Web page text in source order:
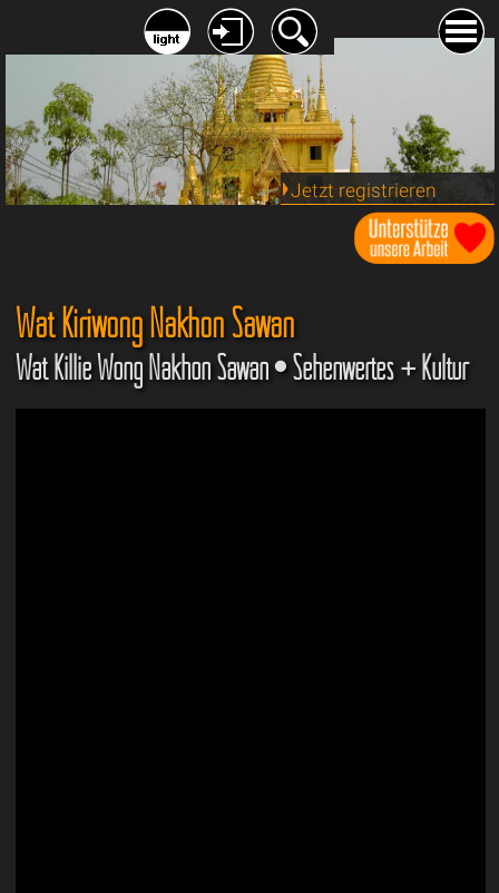
Jetzt registrieren
Wat Kiriwong Nakhon Sawan
Wat Killie Wong Nakhon Sawan • Sehenwertes + Kultur